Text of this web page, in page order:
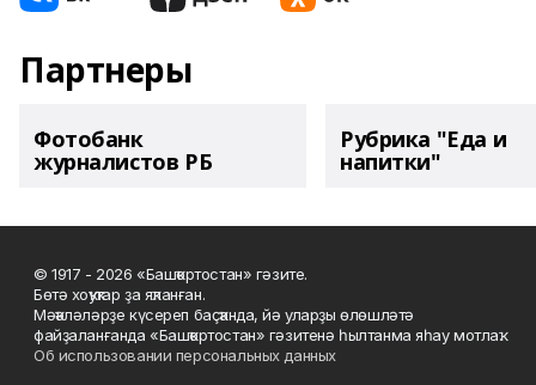
Партнеры
Фотобанк
журналистов РБ
Рубрика "Еда и
напитки"
© 1917 - 2026 «Башҡортостан» гәзите.
Бөтә хоҡуҡтар ҙа яҡланған.
Мәҡәләләрҙе күсереп баҫҡанда, йә уларҙы өлөшләтә
файҙаланғанда «Башҡортостан» гәзитенә һылтанма яһау мотлаҡ.
Об использовании персональных данных